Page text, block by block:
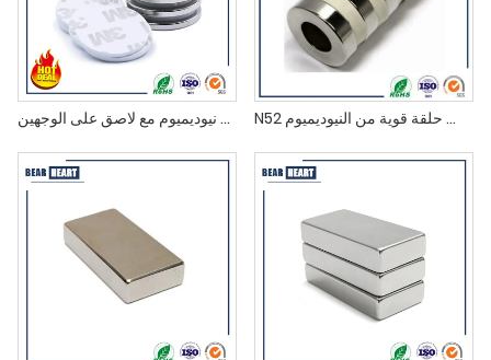
مغناطيس قرص نيوديميوم مع لاصق على الوجهين N52 مغناطيس حلقة قوية من النيوديميوم